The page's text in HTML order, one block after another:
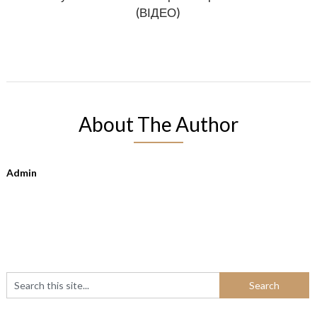
(ВІДЕО)
About The Author
Admin